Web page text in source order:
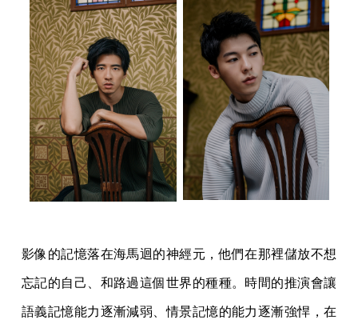
影像的記憶落在海馬迴的神經元，他們在那裡儲放不想
忘記的自己、和路過這個世界的種種。時間的推演會讓
語義記憶能力逐漸減弱、情景記憶的能力逐漸強悍，在